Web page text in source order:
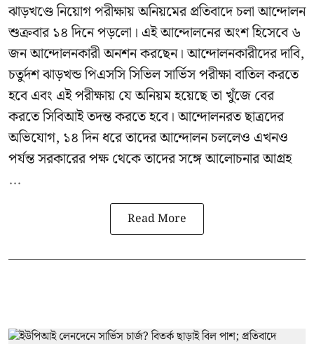
ঝাড়খণ্ডে নিয়োগ পরীক্ষায় অনিয়মের প্রতিবাদে চলা আন্দোলন
শুক্রবার ১৪ দিনে পড়লো। এই আন্দোলনের অংশ হিসেবে ৬
জন আন্দোলনকারী অনশন করছেন। আন্দোলনকারীদের দাবি,
চতুর্দশ ঝাড়খন্ড পিএসসি সিভিল সার্ভিস পরীক্ষা বাতিল করতে
হবে এবং এই পরীক্ষায় যে অনিয়ম হয়েছে তা খুঁজে বের
করতে সিবিআই তদন্ত করতে হবে। আন্দোলনরত ছাত্রদের
অভিযোগ, ১৪ দিন ধরে তাদের আন্দোলন চললেও এখনও
পর্যন্ত সরকারের পক্ষ থেকে তাদের সঙ্গে আলোচনার আগ্রহ
...
Read More